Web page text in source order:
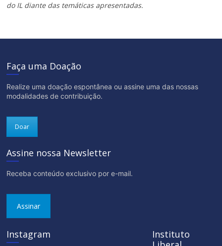
do IL diante das temáticas apresentadas.
Faça uma Doação
Realize uma doação espontânea ou assine uma das nossas
modalidades de contribuição.
Doar
Assine nossa Newsletter
Receba conteúdo exclusivo por e-mail.
Assinar
Instagram
Instituto